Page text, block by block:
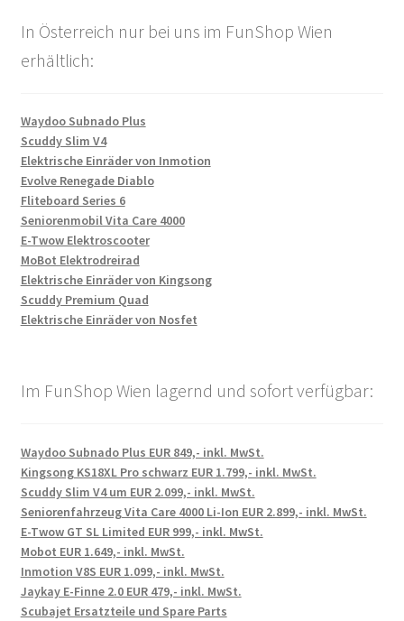
In Österreich nur bei uns im FunShop Wien
erhältlich:
Waydoo Subnado Plus
Scuddy Slim V4
Elektrische Einräder von Inmotion
Evolve Renegade Diablo
Fliteboard Series 6
Seniorenmobil Vita Care 4000
E-Twow Elektroscooter
MoBot Elektrodreirad
Elektrische Einräder von Kingsong
Scuddy Premium Quad
Elektrische Einräder von Nosfet
Im FunShop Wien lagernd und sofort verfügbar:
Waydoo Subnado Plus EUR 849,- inkl. MwSt.
Kingsong KS18XL Pro schwarz EUR 1.799,- inkl. MwSt.
Scuddy Slim V4 um EUR 2.099,- inkl. MwSt.
Seniorenfahrzeug Vita Care 4000 Li-Ion EUR 2.899,- inkl. MwSt.
E-Twow GT SL Limited EUR 999,- inkl. MwSt.
Mobot EUR 1.649,- inkl. MwSt.
Inmotion V8S EUR 1.099,- inkl. MwSt.
Jaykay E-Finne 2.0 EUR 479,- inkl. MwSt.
Scubajet Ersatzteile und Spare Parts